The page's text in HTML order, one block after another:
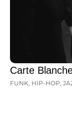
Carte
FUNK, HIP-HOP,